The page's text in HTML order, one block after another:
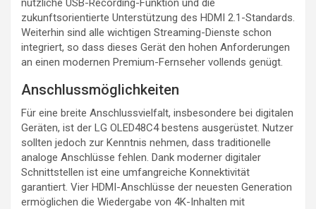
nützliche USB-Recording-Funktion und die
zukunftsorientierte Unterstützung des HDMI 2.1-Standards.
Weiterhin sind alle wichtigen Streaming-Dienste schon
integriert, so dass dieses Gerät den hohen Anforderungen
an einen modernen Premium-Fernseher vollends genügt.
Anschlussmöglichkeiten
Für eine breite Anschlussvielfalt, insbesondere bei digitalen
Geräten, ist der LG OLED48C4 bestens ausgerüstet. Nutzer
sollten jedoch zur Kenntnis nehmen, dass traditionelle
analoge Anschlüsse fehlen. Dank moderner digitaler
Schnittstellen ist eine umfangreiche Konnektivität
garantiert. Vier HDMI-Anschlüsse der neuesten Generation
ermöglichen die Wiedergabe von 4K-Inhalten mit